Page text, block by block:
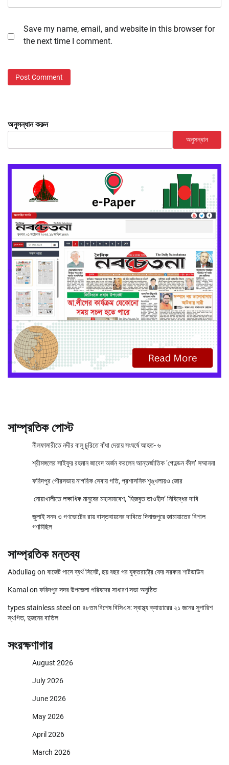
Save my name, email, and website in this browser for
the next time I comment.
অনুসন্ধান করুন
অনুসন্ধান
সাম্প্রতিক পোস্ট
নীলফামারীতে নদীর বালু চুরিতে বাঁধা দেয়ায় সংঘর্ষে আহত- ৬
শ্রীমঙ্গলের সাইফুর রহমান জাবেদ অর্জন করলেন আন্তর্জাতিক ‘গোল্ডেন কীস’ সম্মাননা
ফরিদপুর পৌরসভায় নাগরিক সেবায় গতি, প্রশাসনিক শৃঙ্খলায়ও জোর
নোয়াখালীতে লক্ষাধিক মানুষের মহাসমাবেশ, ‘হিজবুত তাওহীদ’ নিষিদ্ধের দাবি
জুলাই সনদ ও গণভোটের রায় বাস্তবায়নের দাবিতে দিনাজপুরে জামায়াতের বিশাল
গণমিছিল
সাম্প্রতিক মন্তব্য
Abdullag on বাজেট পাসে ব্যর্থ সিনেট, ছয় বছর পর যুক্তরাষ্ট্রে ফের সরকার শাটডাউন
Kamal on ফরিদপুর সদর উপজেলা পরিষদের সাধারণ সভা অনুষ্ঠিত
types stainless steel on ৪৮তম বিশেষ বিসিএস: স্বাস্থ্য ক্যাডারের ২১ জনের সুপারিশ
স্থগিত, দুজনের বাতিল
সংরক্ষণাগার
August 2026
July 2026
June 2026
May 2026
April 2026
March 2026